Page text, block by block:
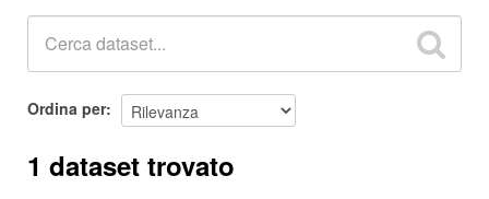
Ordina per
1 dataset trovato